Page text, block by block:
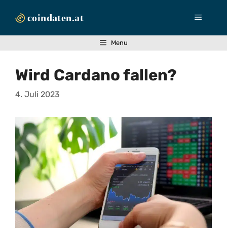
Inhalt
Menü
Menu
Wird Cardano fallen?
4. Juli 2023